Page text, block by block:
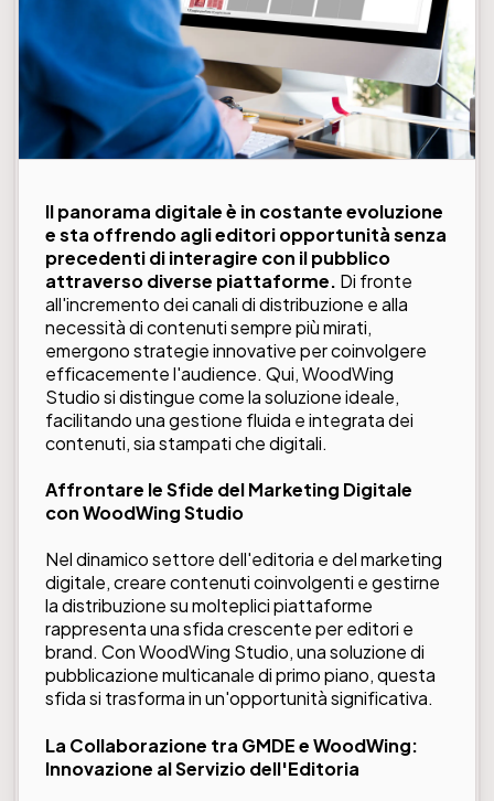
Il panorama digitale è in costante evoluzione
e sta offrendo agli editori opportunità senza
precedenti di interagire con il pubblico
attraverso diverse piattaforme. Di fronte
all'incremento dei canali di distribuzione e alla
necessità di contenuti sempre più mirati,
emergono strategie innovative per coinvolgere
efficacemente l'audience. Qui, WoodWing
Studio si distingue come la soluzione ideale,
facilitando una gestione fluida e integrata dei
contenuti, sia stampati che digitali.
Affrontare le Sfide del Marketing Digitale
con WoodWing Studio
Nel dinamico settore dell'editoria e del marketing
digitale, creare contenuti coinvolgenti e gestirne
la distribuzione su molteplici piattaforme
rappresenta una sfida crescente per editori e
brand. Con WoodWing Studio, una soluzione di
pubblicazione multicanale di primo piano, questa
sfida si trasforma in un'opportunità significativa.
La Collaborazione tra GMDE e WoodWing:
Innovazione al Servizio dell'Editoria